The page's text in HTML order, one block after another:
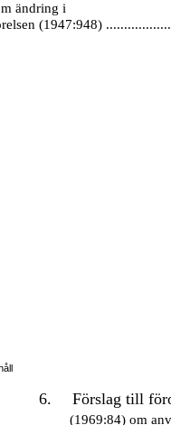
ändring i
(1947:948)
6. Förslag till
(1969:84) om